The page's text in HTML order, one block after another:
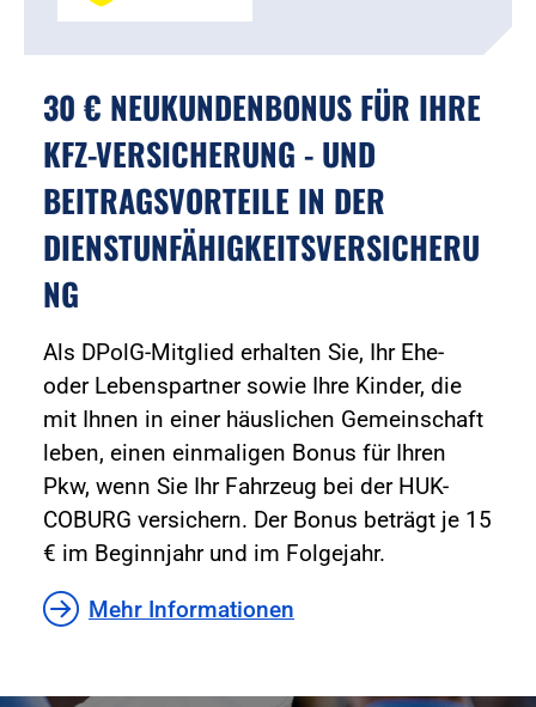
30 € NEUKUNDENBONUS FÜR IHRE
KFZ-VERSICHERUNG - UND
BEITRAGSVORTEILE IN DER
DIENSTUNFÄHIGKEITSVERSICHERU
NG
Als DPolG-Mitglied erhalten Sie, Ihr Ehe-
oder Lebenspartner sowie Ihre Kinder, die
mit Ihnen in einer häuslichen Gemeinschaft
leben, einen einmaligen Bonus für Ihren
Pkw, wenn Sie Ihr Fahrzeug bei der HUK-
COBURG versichern. Der Bonus beträgt je 15
€ im Beginnjahr und im Folgejahr.
Mehr Informationen